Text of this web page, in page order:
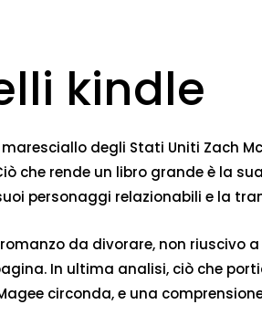
kindle
degli Stati Uniti Zach
che rende un libro grande è la
personaggi relazionabili e la
da divorare, non
In ultima analisi, ciò che
circonda, e una